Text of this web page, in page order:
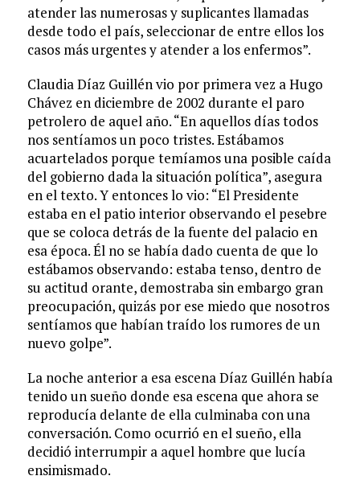
atender las numerosas y suplicantes llamadas
desde todo el país, seleccionar de entre ellos los
casos más urgentes y atender a los enfermos”.
Claudia Díaz Guillén vio por primera vez a Hugo
Chávez en diciembre de 2002 durante el paro
petrolero de aquel año. “En aquellos días todos
nos sentíamos un poco tristes. Estábamos
acuartelados porque temíamos una posible caída
del gobierno dada la situación política”, asegura
en el texto. Y entonces lo vio: “El Presidente
estaba en el patio interior observando el pesebre
que se coloca detrás de la fuente del palacio en
esa época. Él no se había dado cuenta de que lo
estábamos observando: estaba tenso, dentro de
su actitud orante, demostraba sin embargo gran
preocupación, quizás por ese miedo que nosotros
sentíamos que habían traído los rumores de un
nuevo golpe”.
La noche anterior a esa escena Díaz Guillén había
tenido un sueño donde esa escena que ahora se
reproducía delante de ella culminaba con una
conversación. Como ocurrió en el sueño, ella
decidió interrumpir a aquel hombre que lucía
ensimismado.